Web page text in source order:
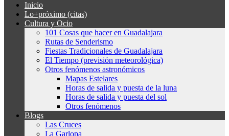
Inicio
Lo+próximo (citas)
Cultura y Ocio
101 Cosas que hacer en Guadalajara
Rutas de Senderismo
Fiestas Tradicionales de Guadalajara
El Tiempo (previsión meteorológica)
Otros fenómenos astronómicos
Mapas Estelares
Horas de salida y puesta de la luna
Horas de salida y puesta del sol
Otros fenómenos
Blogs
Las Cruces
La Garlopa